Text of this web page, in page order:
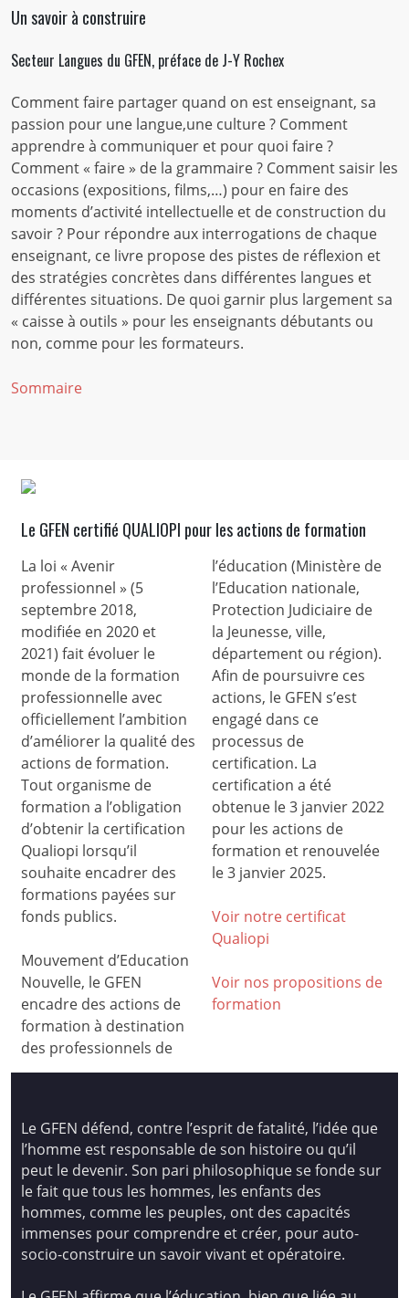
Un savoir à construire
Secteur Langues du GFEN, préface de J-Y Rochex
Comment faire partager quand on est enseignant, sa
passion pour une langue,une culture ? Comment
apprendre à communiquer et pour quoi faire ?
Comment « faire » de la grammaire ? Comment saisir les
occasions (expositions, films,…) pour en faire des
moments d’activité intellectuelle et de construction du
savoir ? Pour répondre aux interrogations de chaque
enseignant, ce livre propose des pistes de réflexion et
des stratégies concrètes dans différentes langues et
différentes situations. De quoi garnir plus largement sa
« caisse à outils » pour les enseignants débutants ou
non, comme pour les formateurs.
Sommaire
Le GFEN certifié QUALIOPI pour les actions de formation
La loi « Avenir
professionnel » (5
septembre 2018,
modifiée en 2020 et
2021) fait évoluer le
monde de la formation
professionnelle avec
officiellement l’ambition
d’améliorer la qualité des
actions de formation.
Tout organisme de
formation a l’obligation
d’obtenir la certification
Qualiopi lorsqu’il
souhaite encadrer des
formations payées sur
fonds publics.
Mouvement d’Education
Nouvelle, le GFEN
encadre des actions de
formation à destination
des professionnels de
l’éducation (Ministère de
l’Education nationale,
Protection Judiciaire de
la Jeunesse, ville,
département ou région).
Afin de poursuivre ces
actions, le GFEN s’est
engagé dans ce
processus de
certification. La
certification a été
obtenue le 3 janvier 2022
pour les actions de
formation et renouvelée
le 3 janvier 2025.
Voir notre certificat
Qualiopi
Voir nos propositions de
formation
Le GFEN défend, contre l’esprit de fatalité, l’idée que
l’homme est responsable de son histoire ou qu’il
peut le devenir. Son pari philosophique se fonde sur
le fait que tous les hommes, les enfants des
hommes, comme les peuples, ont des capacités
immenses pour comprendre et créer, pour auto-
socio-construire un savoir vivant et opératoire.